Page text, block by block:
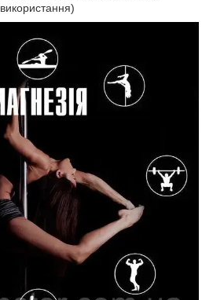
використання)